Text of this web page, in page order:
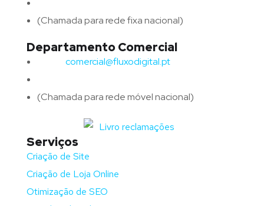
(Chamada para rede fixa nacional)
Departamento Comercial
comercial@fluxodigital.pt
(Chamada para rede móvel nacional)
Serviços
Criação de Site
Criação de Loja Online
Otimização de SEO